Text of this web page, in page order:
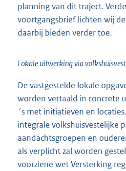
planning van dit traject.
voortgangsbrief lichten wij
daarbij bieden verder toe.
Lokale uitwerking via
De vastgestelde lokale
worden vertaald in concrete
´s met initiatieven en
integrale volkshuisvestelijke
aandachtsgroepen en
als verplicht zal worden
voorziene wet Versterking